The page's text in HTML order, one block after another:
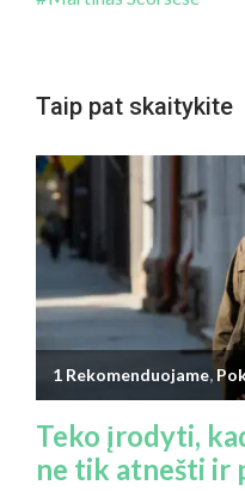
Taip pat skaitykite